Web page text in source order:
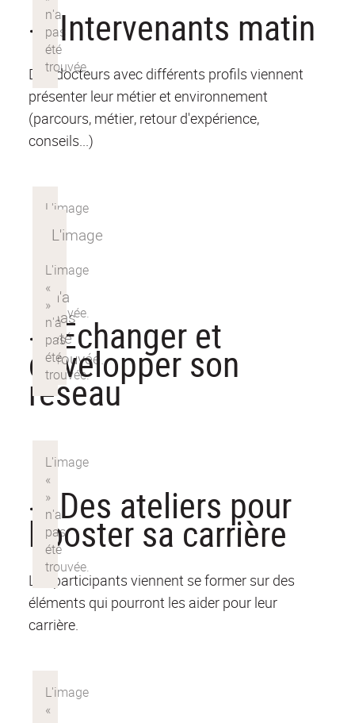
Intervenants matin
Des docteurs avec différents profils viennent
présenter leur métier et environnement
(parcours, métier, retour d'expérience,
conseils...)
Echanger et
développer son
réseau
Des ateliers pour
booster sa carrière
Les participants viennent se former sur des
éléments qui pourront les aider pour leur
carrière.